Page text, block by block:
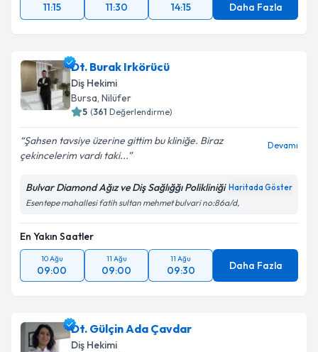
11:15
11:30 14:15 Daha Fazla
Dt. Burak Irkörücü
Diş Hekimi
Bursa, Nilüfer
5 (361 Değerlendirme)
Şahsen tavsiye üzerine gittim bu kliniğe. Biraz
çekincelerim vardı taki...
Devamı
Bulvar Diamond Ağız ve Diş Sağlığğı Polikliniği Haritada Göster
Esentepe mahallesi fatih sultan mehmet bulvari no:86a/d,
En Yakın Saatler
10 Ağu
09:00
11 Ağu
09:00
11 Ağu
09:30 Daha Fazla
Dt. Gülçin Ada Çavdar
Diş Hekimi